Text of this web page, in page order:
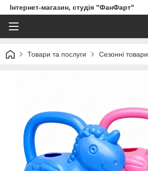
Інтернет-магазин, студія "ФанФарт"
Товари та послуги Сезонні товари